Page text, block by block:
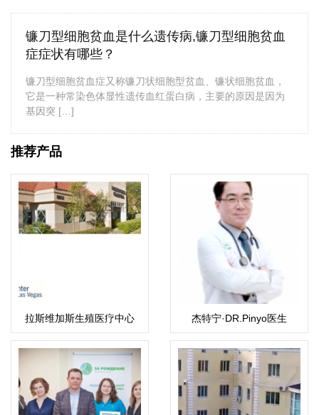
镰刀型细胞贫血是什么遗传病,镰刀型细胞贫血
症症状有哪些？
镰刀型细胞贫血症又称镰刀状细胞型贫血、镰状细胞贫血，
它是一种常染色体显性遗传血红蛋白病，主要的原因是因为
基因突 […]
推荐产品
拉斯维加斯生殖医疗中心 杰特宁·DR.Pinyo医生